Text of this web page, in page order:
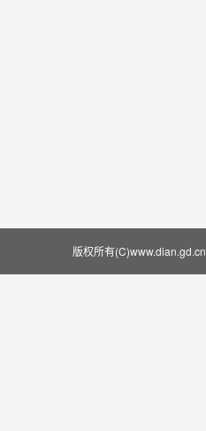
版权所有(C)www.dian.gd.cn